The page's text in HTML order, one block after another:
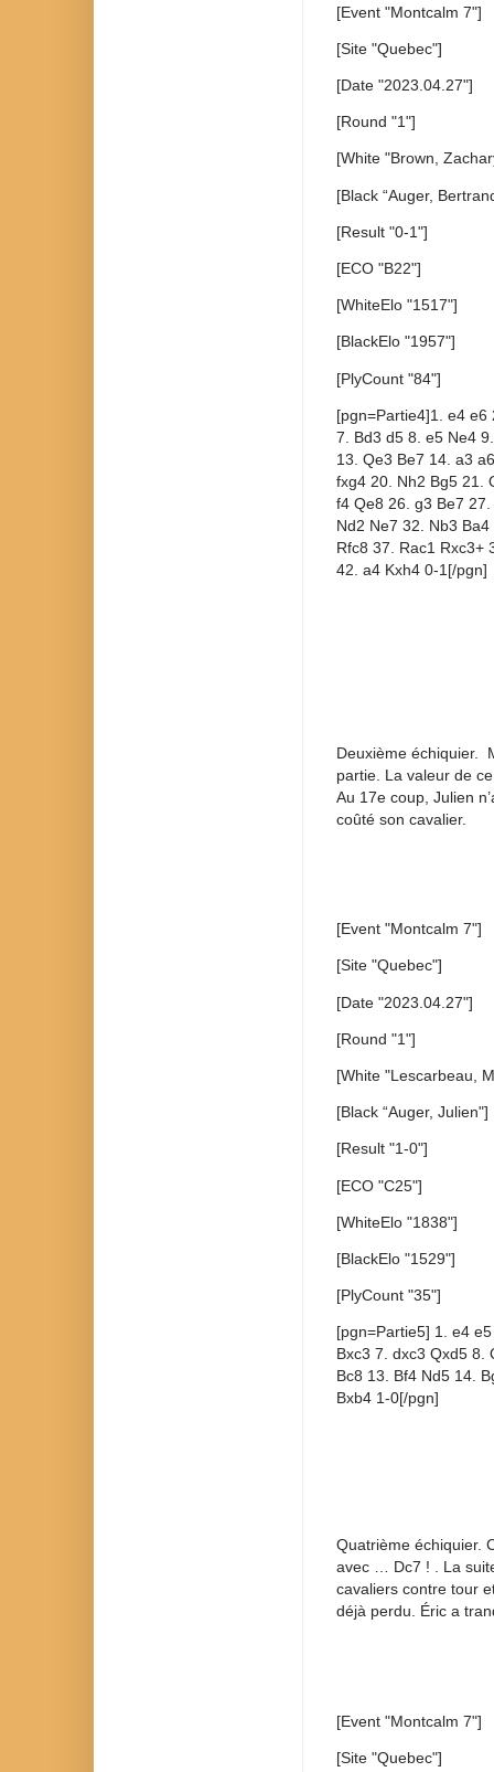
[Event "Montcalm 7"]
[Site "Quebec"]
[Date "2023.04.27"]
[Round "1"]
[White "Brown,
[Black “Auger,
[Result "0-1"]
[ECO "B22"]
[WhiteElo "1517"]
[BlackElo "1957"]
[PlyCount "84"]
[pgn=Partie4]1. e4 e6
7. Bd3 d5 8. e5 Ne4
13. Qe3 Be7 14. a3
fxg4 20. Nh2 Bg5 21.
f4 Qe8 26. g3 Be7
Nd2 Ne7 32. Nb3
Rfc8 37. Rac1 Rxc3+
42. a4 Kxh4 0-1[/pgn]
Deuxième échiquier.
partie. La valeur de
Au 17e coup, Julien
coûté son cavalier.
[Event "Montcalm 7"]
[Site "Quebec"]
[Date "2023.04.27"]
[Round "1"]
[White "Lescarbeau,
[Black “Auger, Julien"]
[Result "1-0"]
[ECO "C25"]
[WhiteElo "1838"]
[BlackElo "1529"]
[PlyCount "35"]
[pgn=Partie5] 1. e4
Bxc3 7. dxc3 Qxd5 8.
Bc8 13. Bf4 Nd5 14.
Bxb4 1-0[/pgn]
Quatrième échiquier.
avec … Dc7 ! . La
cavaliers contre tour
déjà perdu. Éric a
[Event "Montcalm 7"]
[Site "Quebec"]